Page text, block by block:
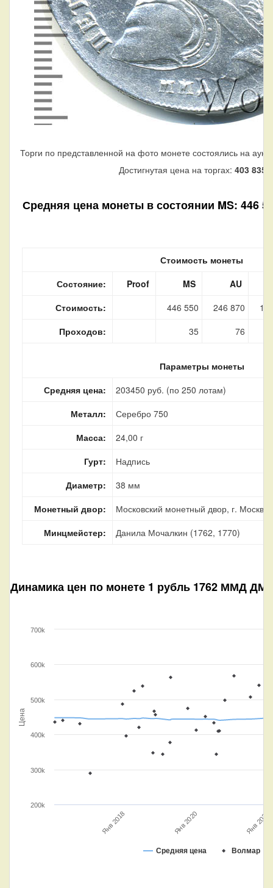
Торги по представленной на фото монете состоялись на
Достигнутая цена на торгах: 403 835
Средняя цена монеты в состоянии MS: 446
Стоимость монеты
Состояние:
Proof MS
AU
Стоимость:
446 550 246 870
Проходов:
35 76
Параметры монеты
Средняя цена:
203450 руб. (по 250 лотам)
Металл:
Серебро 750
Масса:
24,00 г
Гурт:
Надпись
Диаметр:
38 мм
Монетный двор:
Московский монетный двор, г. Москва
Минцмейстер:
Данила Мочалкин (1762, 1770)
Динамика цен по монете 1 рубль 1762 ММД ДМ
Цена
Средняя цена Волмар
Янв 2018 Янв 2020 Янв 2022
200k
300k
400k
500k
600k
700k